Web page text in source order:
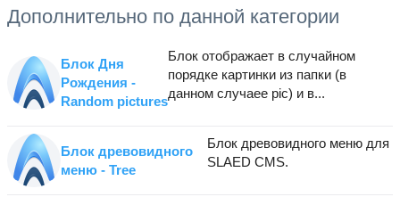
Дополнительно по данной категории
Блок Дня
Рождения -
Random pictures
Блок отображает в случайном
порядке картинки из папки (в
данном случаее pic) и в...
Блок древовидного
меню - Tree
Блок древовидного меню для
SLAED CMS.